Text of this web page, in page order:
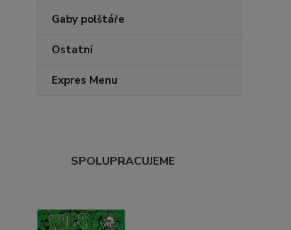
Gaby polštáře
Ostatní
Expres Menu
SPOLUPRACUJEME